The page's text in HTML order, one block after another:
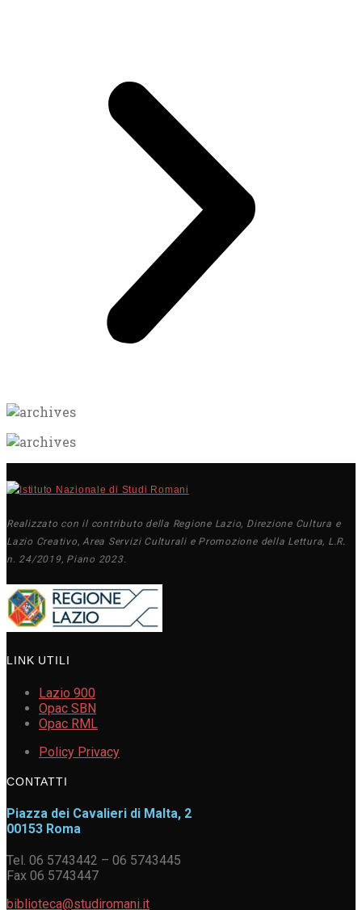
Realizzato con il contributo della Regione Lazio, Direzione Cultura e
Lazio Creativo, Area Servizi Culturali e Promozione della Lettura, L.R.
n. 24/2019, Piano 2023.
LINK UTILI
Lazio 900
Opac SBN
Opac RML
Policy Privacy
CONTATTI
Piazza dei Cavalieri di Malta, 2
00153 Roma
Tel. 06 5743442 – 06 5743445
Fax 06 5743447
biblioteca@studiromani.it